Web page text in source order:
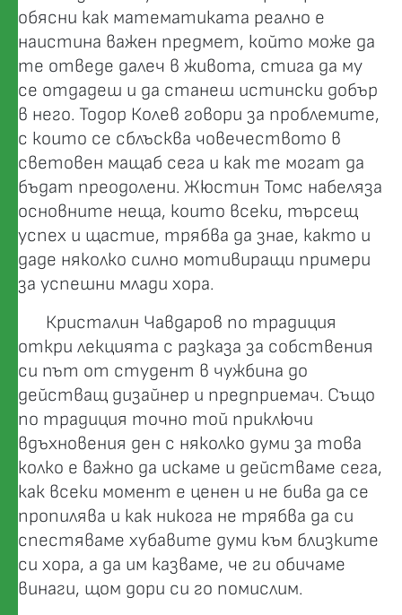
обясни как математиката реално е
наистина важен предмет, който може да
те отведе далеч в живота, стига да му
се отдадеш и да станеш истински добър
в него. Тодор Колев говори за проблемите,
с които се сблъсква човечеството в
световен мащаб сега и как те могат да
бъдат преодолени. Жюстин Томс набеляза
основните неща, които всеки, търсещ
успех и щастие, трябва да знае, както и
даде няколко силно мотивиращи примери
за успешни млади хора.
Кристалин Чавдаров по традиция
откри лекцията с разказа за собствения
си път от студент в чужбина до
действащ дизайнер и предприемач. Също
по традиция точно той приключи
вдъхновения ден с няколко думи за това
колко е важно да искаме и действаме сега,
как всеки момент е ценен и не бива да се
пропилява и как никога не трябва да си
спестяваме хубавите думи към близките
си хора, а да им казваме, че ги обичаме
винаги, щом дори си го помислим.